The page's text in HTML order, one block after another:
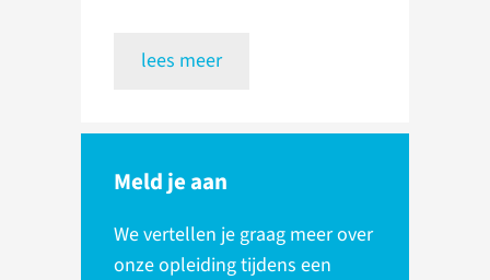
lees meer
Meld je aan
We vertellen je graag meer over
onze opleiding tijdens een